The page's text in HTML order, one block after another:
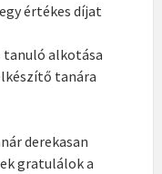
értékes díjat
tanuló alkotása
tanára
derekasan
gratulálok a